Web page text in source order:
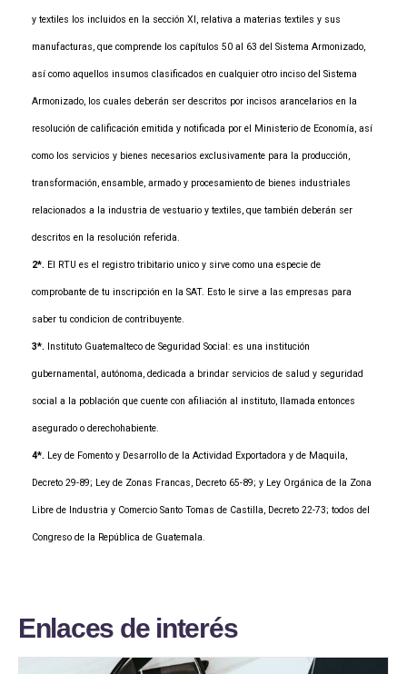
y textiles los incluidos en la sección XI, relativa a materias textiles y sus
manufacturas, que comprende los capítulos 50 al 63 del Sistema Armonizado,
así como aquellos insumos clasificados en cualquier otro inciso del Sistema
Armonizado, los cuales deberán ser descritos por incisos arancelarios en la
resolución de calificación emitida y notificada por el Ministerio de Economía, así
como los servicios y bienes necesarios exclusivamente para la producción,
transformación, ensamble, armado y procesamiento de bienes industriales
relacionados a la industria de vestuario y textiles, que también deberán ser
descritos en la resolución referida.
2*. El RTU es el registro tribitario unico y sirve como una especie de
comprobante de tu inscripción en la SAT. Esto le sirve a las empresas para
saber tu condicion de contribuyente.
3*. Instituto Guatemalteco de Seguridad Social: es una institución
gubernamental, autónoma, dedicada a brindar servicios de salud y seguridad
social a la población que cuente con afiliación al instituto, llamada entonces
asegurado o derechohabiente.
4*. Ley de Fomento y Desarrollo de la Actividad Exportadora y de Maquila,
Decreto 29-89; Ley de Zonas Francas, Decreto 65-89; y Ley Orgánica de la Zona
Libre de Industria y Comercio Santo Tomas de Castilla, Decreto 22-73; todos del
Congreso de la República de Guatemala.
Enlaces de interés